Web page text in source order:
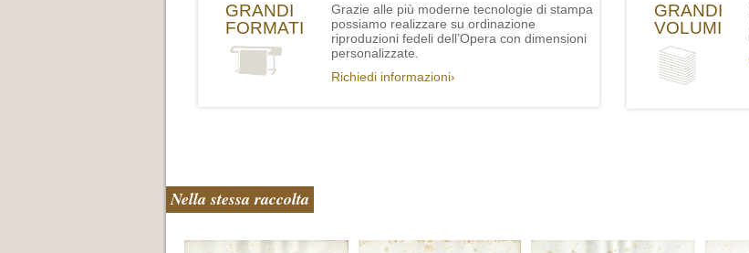
GRANDI
FORMATI
Grazie alle più moderne tecnologie di stampa
possiamo realizzare su ordinazione
riproduzioni fedeli dell’Opera con dimensioni
personalizzate.
Richiedi informazioni›
GRANDI
VOLUMI
Nella stessa raccolta